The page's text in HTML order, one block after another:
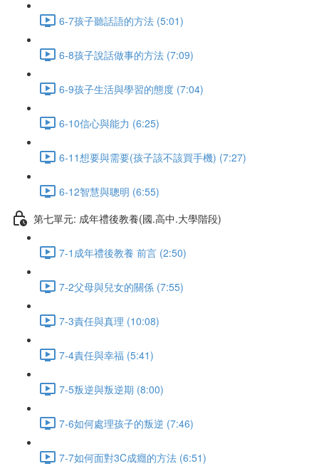
6-7孩子聽話語的方法 (5:01)
6-8孩子說話做事的方法 (7:09)
6-9孩子生活與學習的態度 (7:04)
6-10信心與能力 (6:25)
6-11想要與需要(孩子該不該買手機) (7:27)
6-12智慧與聰明 (6:55)
第七單元: 成年禮後教養(國.高中.大學階段)
7-1成年禮後教養 前言 (2:50)
7-2父母與兒女的關係 (7:55)
7-3責任與真理 (10:08)
7-4責任與幸福 (5:41)
7-5叛逆與叛逆期 (8:00)
7-6如何處理孩子的叛逆 (7:46)
7-7如何面對3C成癮的方法 (6:51)